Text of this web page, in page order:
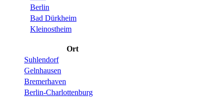
Berlin
Bad Dürkheim
Kleinostheim
Ort
Suhlendorf
Gelnhausen
Bremerhaven
Berlin-Charlottenburg